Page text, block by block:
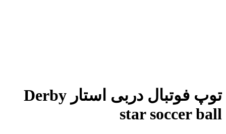
توپ فوتبال دربی استار Derby
star soccer ball